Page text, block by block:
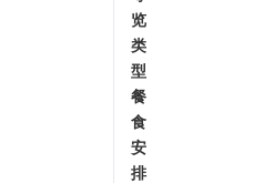
览
类
型
餐
食
安
排